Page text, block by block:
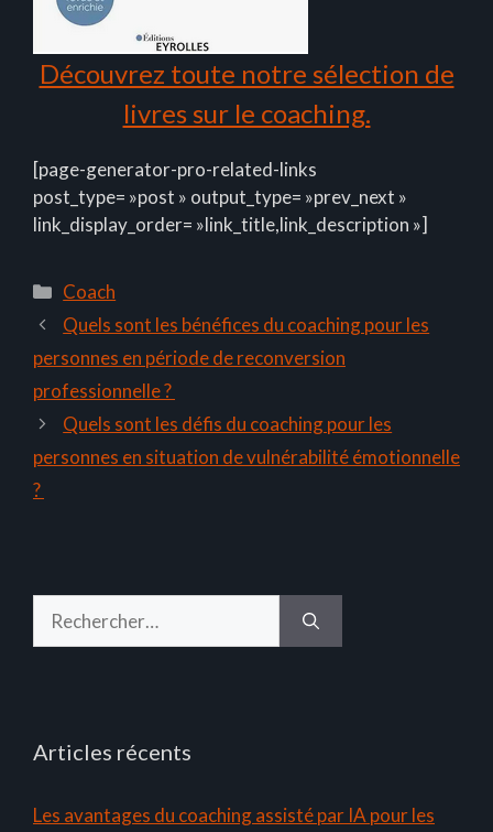
Découvrez toute notre sélection de
livres sur le coaching.
[page-generator-pro-related-links
post_type= »post » output_type= »prev_next »
link_display_order= »link_title,link_description »]
Catégories
Coach
Quels sont les bénéfices du coaching pour les
personnes en période de reconversion
professionnelle ?
Quels sont les défis du coaching pour les
personnes en situation de vulnérabilité émotionnelle
?
Articles récents
Les avantages du coaching assisté par IA pour les